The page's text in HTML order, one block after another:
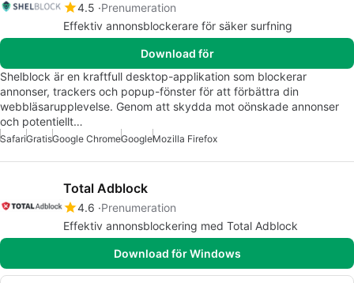
4.5 Prenumeration
Effektiv annonsblockerare för säker surfning
Download för
Shelblock är en kraftfull desktop-applikation som blockerar
annonser, trackers och popup-fönster för att förbättra din
webbläsarupplevelse. Genom att skydda mot oönskade annonser
och potentiellt…
SafariGratisGoogle ChromeGoogleMozilla Firefox
Total Adblock
4.6 Prenumeration
Effektiv annonsblockering med Total Adblock
Download för Windows